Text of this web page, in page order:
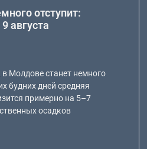
отступит:
августа
в Молдове станет немного
будних дней средняя
примерно на 5–7
осадков